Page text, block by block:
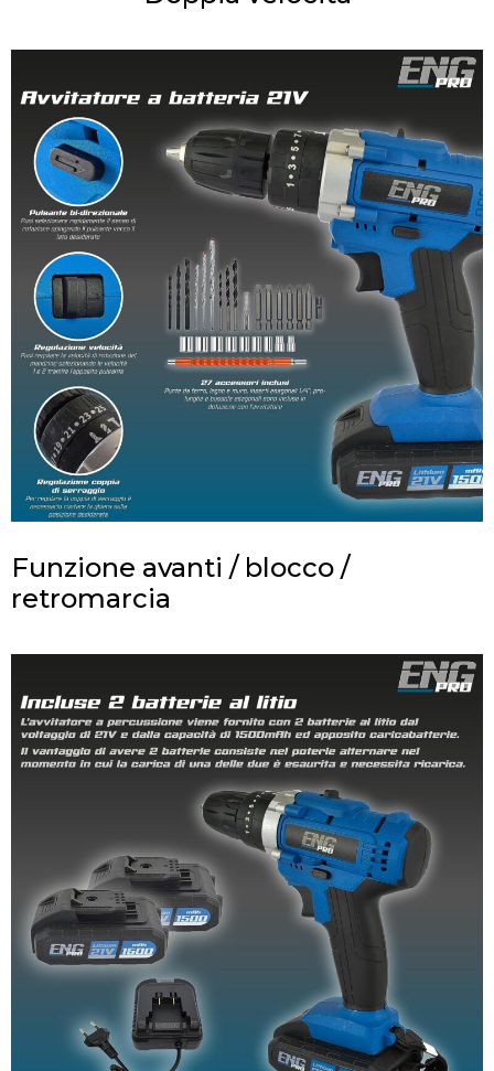
Funzione avanti / blocco /
retromarcia